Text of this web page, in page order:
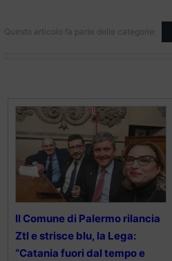
Questo articolo fa parte delle categorie:
Il Comune di Palermo rilancia
Ztl e strisce blu, la Lega:
“Catania fuori dal tempo e